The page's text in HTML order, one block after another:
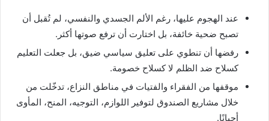
عند الهجوم عليها، رغم الألم الجسدي والنفسي، لم تُقبل أن
تصبح ضحية خائفة، بل اختارت أن ترفع صوتها أكثر.
رفضها أن تنطوي على تعليق سياسي ضيق، بل جعلت التعليم
كسلاح ضد الظلم لا كسلاح خصومة.
موقفها من الفقراء والفتيات في مناطق النزاع، تدخّلت من
خلال مشاريع الصندوق لتوفير اللوازم، التوجيه، المنح، المأوى
أحيانًا.